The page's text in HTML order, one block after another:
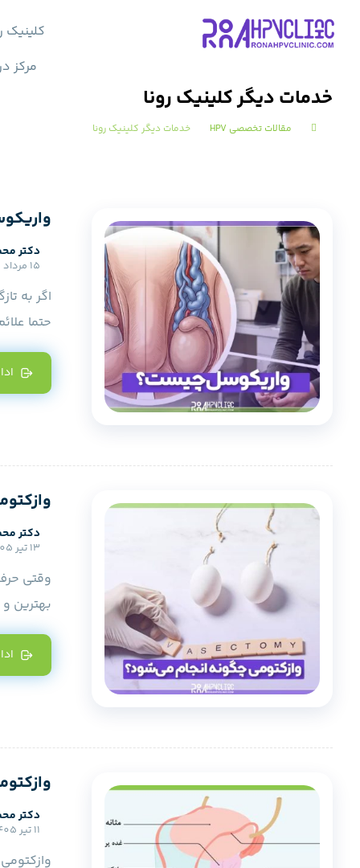
کلینیک
مرکز
خدمات دیگر کلینیک رونا
مقالات تخصصی HPV خدمات دیگر کلینیک رونا
دکتر
15 مرداد 1405
اگر به
حتما
دکتر
13 تیر 1405
وقتی
بهترین
دکتر
11 تیر 1405